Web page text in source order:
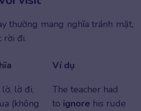
thường mang nghĩa tránh mặt,
rời đi.
Ví dụ
lờ đi,
(không
The teacher had
to ignore his rude